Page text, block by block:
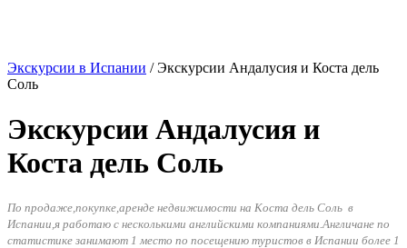
Экскурсии в Испании / Экскурсии Андалусия и Коста дель
Соль
Экскурсии Андалусия и
Коста дель Соль
По продаже,покупке,аренде недвижимости на Коста дель Соль в
Испании,я работаю с несколькими английскими компаниями.Англичане по
статистике занимают 1 место по посещению туристов в Испании более 1